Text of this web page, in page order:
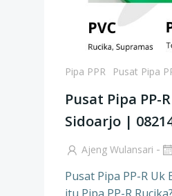
Pipa PPR Pusat Pipa
Pusat Pipa PP-
Sidoarjo |
Ajeng Wulansari -
Pusat Pipa PP-R